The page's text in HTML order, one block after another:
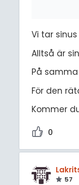
Vi tar
Alltså är
På
För den
Kommer
0
57